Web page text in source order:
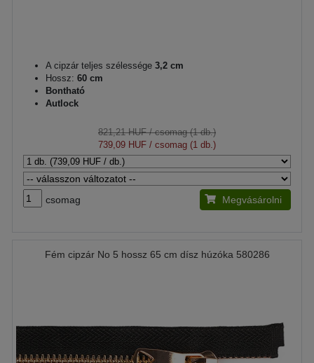
A cipzár teljes szélessége 3,2 cm
Hossz: 60 cm
Bontható
Autlock
821,21 HUF/ csomag (1 db.)
739,09 HUF / csomag (1 db.)
csomag Megvásárolni
Fém cipzár No 5 hossz 65 cm dísz húzóka 580286